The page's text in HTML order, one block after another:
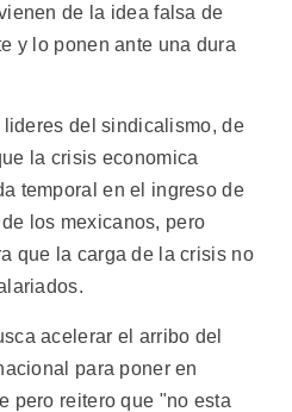
de la idea falsa de
y lo ponen ante una dura
del sindicalismo, de
la crisis economica
temporal en el ingreso de
los mexicanos, pero
que la carga de la crisis no
acelerar el arribo del
para poner en
pero reitero que "no esta